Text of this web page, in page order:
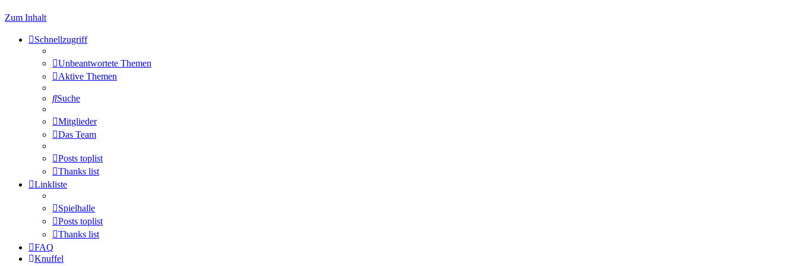
Zum Inhalt
Schnellzugriff
Unbeantwortete Themen
Aktive Themen
Suche
Mitglieder
Das Team
Posts toplist
Thanks list
Linkliste
Spielhalle
Posts toplist
Thanks list
FAQ
Knuffel